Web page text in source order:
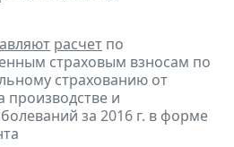
расчет по
страховым взносам по
страхованию от
производстве и
за 2016 г. в форме